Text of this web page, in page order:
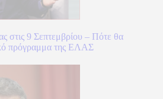
στις 9 Σεπτεμβρίου – Πότε θα
πρόγραμμα της ΕΛΑΣ